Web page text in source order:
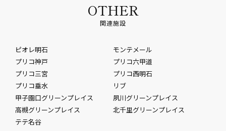
OTHER
関連施設
ピオレ明石
モンテメール
プリコ神戸
プリコ六甲道
プリコ三宮
プリコ西明石
プリコ垂水
リブ
甲子園口グリーンプレイス
夙川グリーンプレイス
高槻グリーンプレイス
北千里グリーンプレイス
テテ名谷